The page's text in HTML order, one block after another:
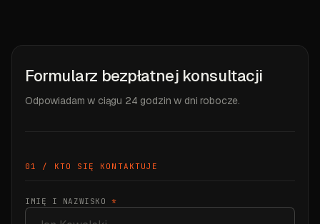
Formularz bezpłatnej konsultacji
Odpowiadam w ciągu 24 godzin w dni robocze.
01 / KTO SIĘ KONTAKTUJE
IMIĘ I NAZWISKO *